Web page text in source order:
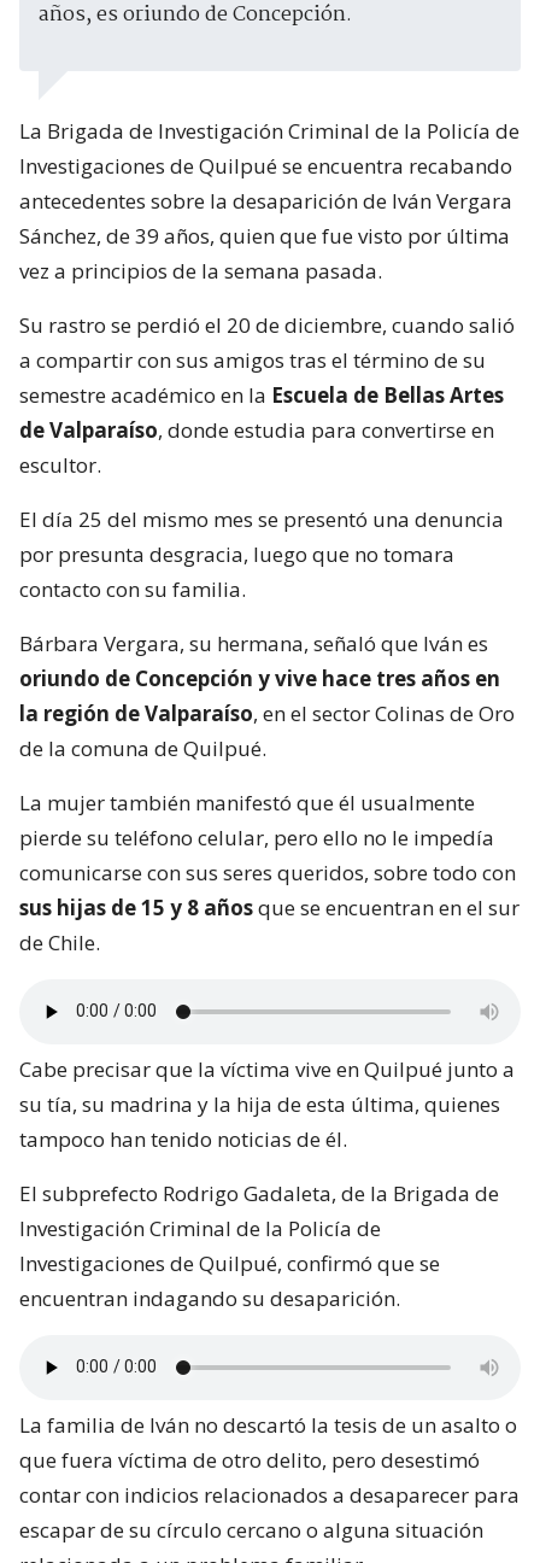
años, es oriundo de Concepción.
La Brigada de Investigación Criminal de la Policía de
Investigaciones de Quilpué se encuentra recabando
antecedentes sobre la desaparición de Iván Vergara
Sánchez, de 39 años, quien que fue visto por última
vez a principios de la semana pasada.
Su rastro se perdió el 20 de diciembre, cuando salió
a compartir con sus amigos tras el término de su
semestre académico en la Escuela de Bellas Artes
de Valparaíso, donde estudia para convertirse en
escultor.
El día 25 del mismo mes se presentó una denuncia
por presunta desgracia, luego que no tomara
contacto con su familia.
Bárbara Vergara, su hermana, señaló que Iván es
oriundo de Concepción y vive hace tres años en
la región de Valparaíso, en el sector Colinas de Oro
de la comuna de Quilpué.
La mujer también manifestó que él usualmente
pierde su teléfono celular, pero ello no le impedía
comunicarse con sus seres queridos, sobre todo con
sus hijas de 15 y 8 añosque se encuentran en el sur
de Chile.
Cabe precisar que la víctima vive en Quilpué junto a
su tía, su madrina y la hija de esta última, quienes
tampoco han tenido noticias de él.
El subprefecto Rodrigo Gadaleta, de la Brigada de
Investigación Criminal de la Policía de
Investigaciones de Quilpué, confirmó que se
encuentran indagando su desaparición.
La familia de Iván no descartó la tesis de un asalto o
que fuera víctima de otro delito, pero desestimó
contar con indicios relacionados a desaparecer para
escapar de su círculo cercano o alguna situación